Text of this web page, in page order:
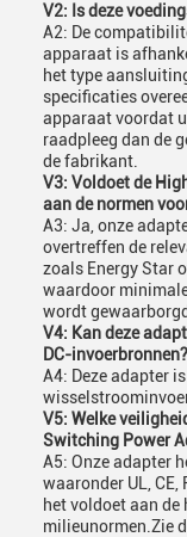
V2: Is deze
A2: De
apparaat is
het type
specificaties
apparaat voordat
raadpleeg dan de
de fabrikant.
V3: Voldoet de
aan de normen
A3: Ja, onze
overtreffen de
zoals Energy Star
waardoor
wordt gewaarborgd.
V4: Kan deze
DC-invoerbronnen?
A4: Deze adapter
V5: Welke
Switching Power
A5: Onze adapter
waaronder UL, CE,
het voldoet aan
milieunormen.Zie